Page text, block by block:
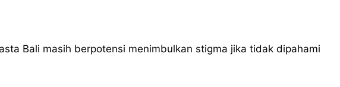
Bali masih berpotensi menimbulkan stigma jika tidak dipahami